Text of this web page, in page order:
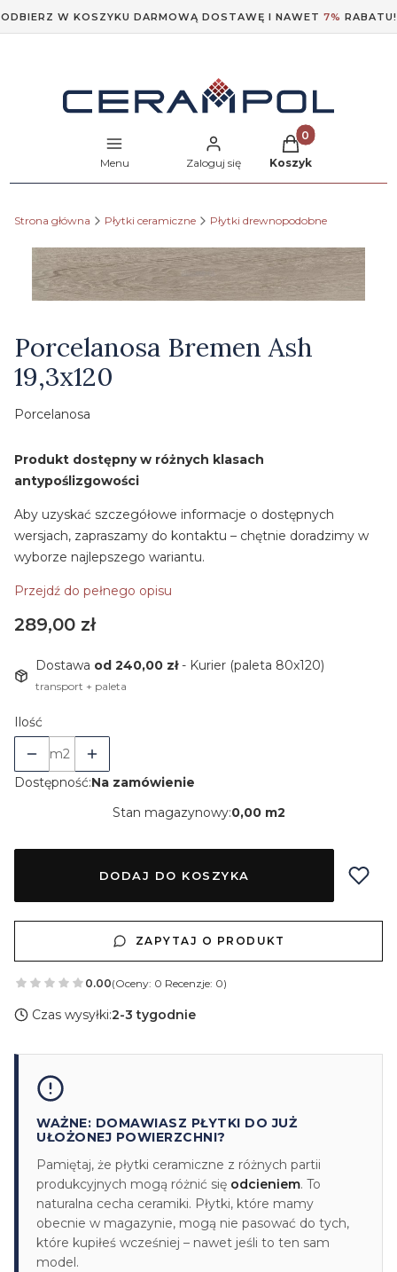
ODBIERZ W KOSZYKU DARMOWĄ DOSTAWĘ I NAWET 7% RABATU!
Menu Zaloguj się
Produkty w
Koszyk
Strona główna Płytki ceramiczne Płytki drewnopodobne
Porcelanosa Bremen Ash
19,3x120
Porcelanosa
Produkt dostępny w różnych klasach
antypoślizgowości
Aby uzyskać szczegółowe informacje o dostępnych
wersjach, zapraszamy do kontaktu – chętnie doradzimy w
wyborze najlepszego wariantu.
Przejdź do pełnego opisu
Cena
289,00 zł
Dostawa od 240,00 zł- Kurier (paleta 80x120)
transport + paleta
Ilość
m2
Dostępność:Na zamówienie
Stan magazynowy:0,00 m2
DODAJ DO KOSZYKA
ZAPYTAJ O PRODUKT
0.00(Oceny: 0 Recenzje: 0)
Czas wysyłki:2-3 tygodnie
WAŻNE: DOMAWIASZ PŁYTKI DO JUŻ
UŁOŻONEJ POWIERZCHNI?
Pamiętaj, że płytki ceramiczne z różnych partii
produkcyjnych mogą różnić się odcieniem. To
naturalna cecha ceramiki. Płytki, które mamy
obecnie w magazynie, mogą nie pasować do tych,
które kupiłeś wcześniej – nawet jeśli to ten sam
model.